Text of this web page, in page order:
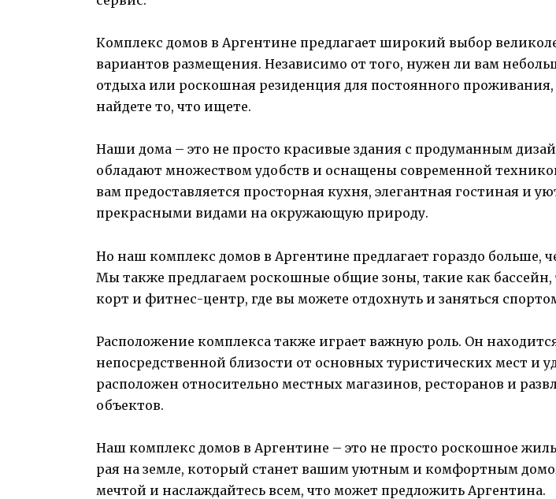
Комплекс домов в Аргентине предлагает широкий выбор
вариантов размещения. Независимо от того, нужен ли вам
отдыха или роскошная резиденция для постоянного проживания,
найдете то, что ищете.
Наши дома – это не просто красивые здания с продуманным
обладают множеством удобств и оснащены современной
вам предоставляется просторная кухня, элегантная гостиная и
прекрасными видами на окружающую природу.
Но наш комплекс домов в Аргентине предлагает гораздо больше,
Мы также предлагаем роскошные общие зоны, такие как
корт и фитнес-центр, где вы можете отдохнуть и заняться
Расположение комплекса также играет важную роль. Он
непосредственной близости от основных туристических мест и
расположен относительно местных магазинов, ресторанов и
объектов.
Наш комплекс домов в Аргентине – это не просто роскошное
рая на земле, который станет вашим уютным и комфортным
мечтой и наслаждайтесь всем, что может предложить Аргентина.